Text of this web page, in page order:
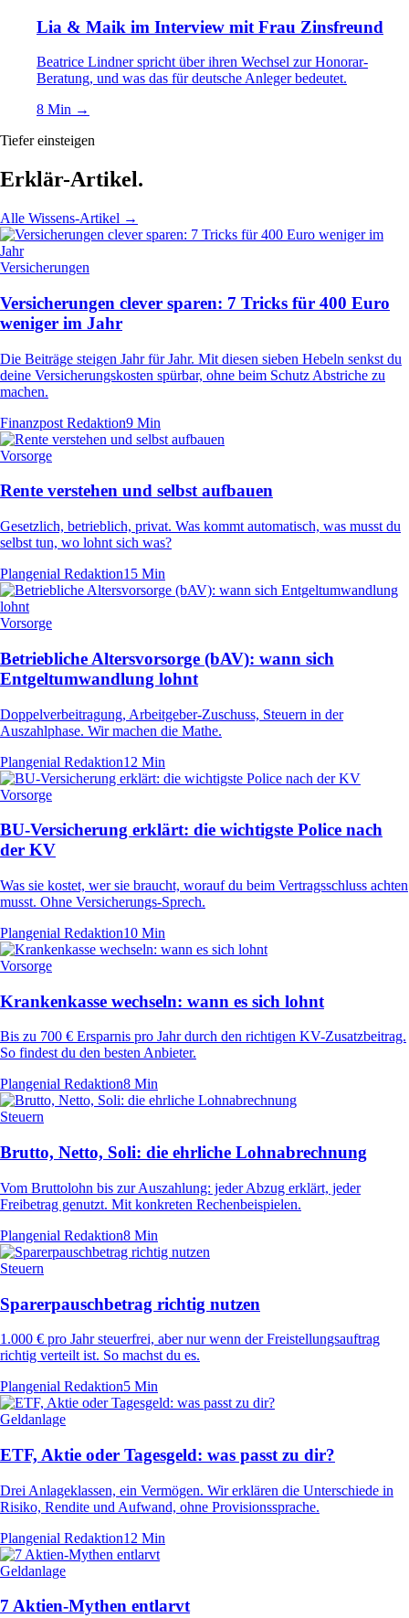
Lia & Maik im Interview mit Frau Zinsfreund
Beatrice Lindner spricht über ihren Wechsel zur Honorar-
Beratung, und was das für deutsche Anleger bedeutet.
8 Min →
Tiefer einsteigen
Erklär-Artikel.
Alle Wissens-Artikel →
Versicherungen
Versicherungen clever sparen: 7 Tricks für 400 Euro
weniger im Jahr
Die Beiträge steigen Jahr für Jahr. Mit diesen sieben Hebeln senkst du
deine Versicherungskosten spürbar, ohne beim Schutz Abstriche zu
machen.
Finanzpost Redaktion9 Min
Vorsorge
Rente verstehen und selbst aufbauen
Gesetzlich, betrieblich, privat. Was kommt automatisch, was musst du
selbst tun, wo lohnt sich was?
Plangenial Redaktion15 Min
Vorsorge
Betriebliche Altersvorsorge (bAV): wann sich
Entgeltumwandlung lohnt
Doppelverbeitragung, Arbeitgeber-Zuschuss, Steuern in der
Auszahlphase. Wir machen die Mathe.
Plangenial Redaktion12 Min
Vorsorge
BU-Versicherung erklärt: die wichtigste Police nach
der KV
Was sie kostet, wer sie braucht, worauf du beim Vertragsschluss achten
musst. Ohne Versicherungs-Sprech.
Plangenial Redaktion10 Min
Vorsorge
Krankenkasse wechseln: wann es sich lohnt
Bis zu 700 € Ersparnis pro Jahr durch den richtigen KV-Zusatzbeitrag.
So findest du den besten Anbieter.
Plangenial Redaktion8 Min
Steuern
Brutto, Netto, Soli: die ehrliche Lohnabrechnung
Vom Bruttolohn bis zur Auszahlung: jeder Abzug erklärt, jeder
Freibetrag genutzt. Mit konkreten Rechenbeispielen.
Plangenial Redaktion8 Min
Steuern
Sparerpauschbetrag richtig nutzen
1.000 € pro Jahr steuerfrei, aber nur wenn der Freistellungsauftrag
richtig verteilt ist. So machst du es.
Plangenial Redaktion5 Min
Geldanlage
ETF, Aktie oder Tagesgeld: was passt zu dir?
Drei Anlageklassen, ein Vermögen. Wir erklären die Unterschiede in
Risiko, Rendite und Aufwand, ohne Provisionssprache.
Plangenial Redaktion12 Min
Geldanlage
7 Aktien-Mythen entlarvt